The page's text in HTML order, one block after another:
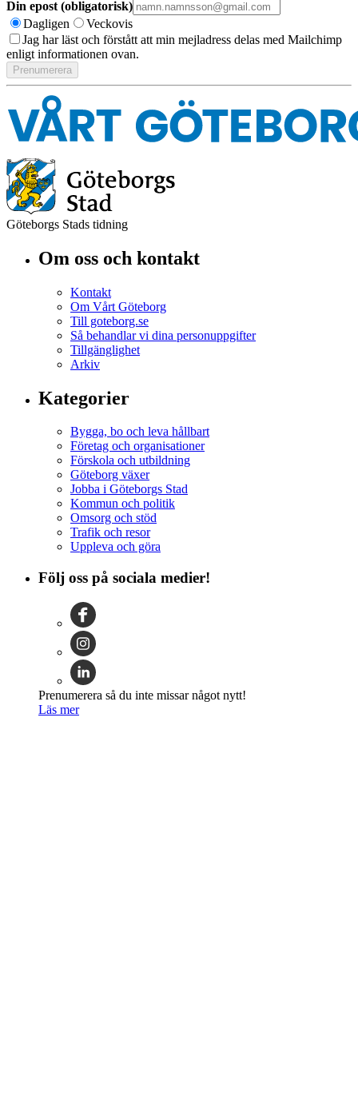
Din epost (obligatorisk)
Dagligen
Veckovis
Jag har läst och förstått att min mejladress delas med Mailchimp
enligt informationen ovan.
Göteborgs Stads tidning
Om oss och kontakt
Kontakt
Om Vårt Göteborg
Till goteborg.se
Så behandlar vi dina personuppgifter
Tillgänglighet
Arkiv
Kategorier
Bygga, bo och leva hållbart
Företag och organisationer
Förskola och utbildning
Göteborg växer
Jobba i Göteborgs Stad
Kommun och politik
Omsorg och stöd
Trafik och resor
Uppleva och göra
Följ oss på sociala medier!
Prenumerera så du inte missar något nytt!
Läs mer